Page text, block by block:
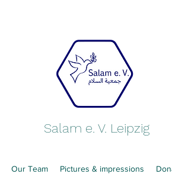
Salam e. V. Leipzig
Our Team Pictures & impressions